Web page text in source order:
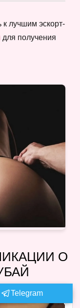
лучшим эскорт-
для получения
О
Telegram